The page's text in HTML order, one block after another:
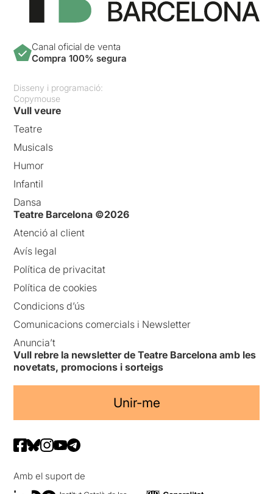
Canal oficial de venta
Compra 100% segura
Disseny i programació:
Copymouse
Vull veure
Teatre
Musicals
Humor
Infantil
Dansa
Teatre Barcelona ©2026
Atenció al client
Avís legal
Política de privacitat
Política de cookies
Condicions d’ús
Comunicacions comercials i Newsletter
Anuncia’t
Vull rebre la newsletter de Teatre Barcelona amb les
novetats, promocions i sorteigs
Unir-me
Amb el suport de